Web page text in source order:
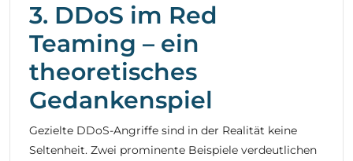
3. DDoS im Red
Teaming – ein
theoretisches
Gedankenspiel
Gezielte DDoS-Angriffe sind in der Realität keine
Seltenheit. Zwei prominente Beispiele verdeutlichen